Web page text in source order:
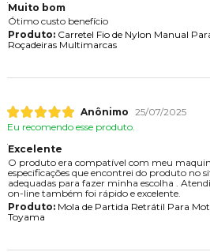
Muito bom
Ótimo custo benefício
Produto:Carretel Fio de Nylon Manual
Roçadeiras Multimarcas
Anônimo 25/07/2025
Eu recomendo esse produto.
Excelente
O produto era compatível com meu
especificações que encontrei do produto no
adequadas para fazer minha escolha .
on-line também foi rápido e excelente.
Produto:Mola de Partida Retrátil Para
Toyama